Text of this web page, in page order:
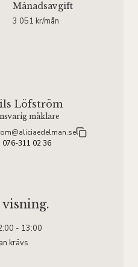
Månadsavgift
3 051 kr/mån
Löfström
mäklare
076-311 02 36
- 13:00
krävs